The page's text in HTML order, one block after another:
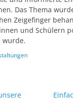
Das Thema
Zeigefinger
und Schülern
wurde.
Nächster